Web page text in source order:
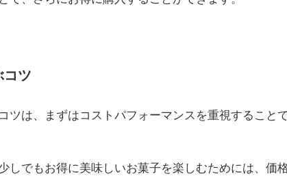
コツ
ツは、まずはコストパフォーマンスを重視すること
しでもお得に美味しいお菓子を楽しむためには、価